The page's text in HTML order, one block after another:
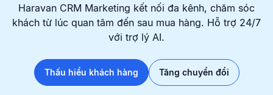
Haravan CRM Marketing kết nối đa kênh, chăm sóc
khách từ lúc quan tâm đến sau mua hàng. Hỗ trợ 24/7
với trợ lý AI.
Thấu hiểu khách hàng Tăng chuyển đổi